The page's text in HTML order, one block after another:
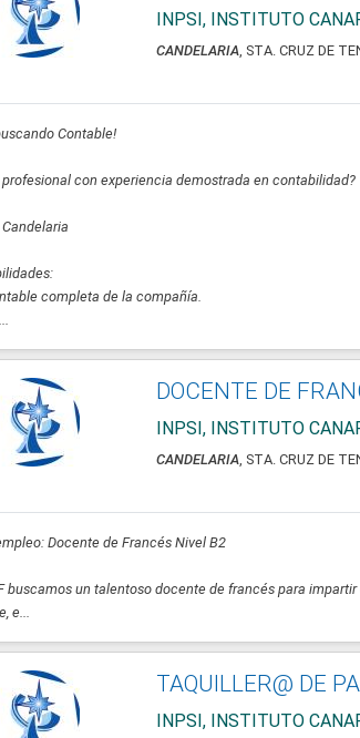
INPSI, INSTITUTO
CANDELARIA, STA. CRUZ DE
Contable!
profesional con experiencia demostrada en contabilidad?
completa de la compañía.
DOCENTE DE
INPSI, INSTITUTO
CANDELARIA, STA. CRUZ DE
Docente de Francés Nivel B2
buscamos un talentoso docente de francés para
e...
TAQUILLER@ DE
INPSI, INSTITUTO